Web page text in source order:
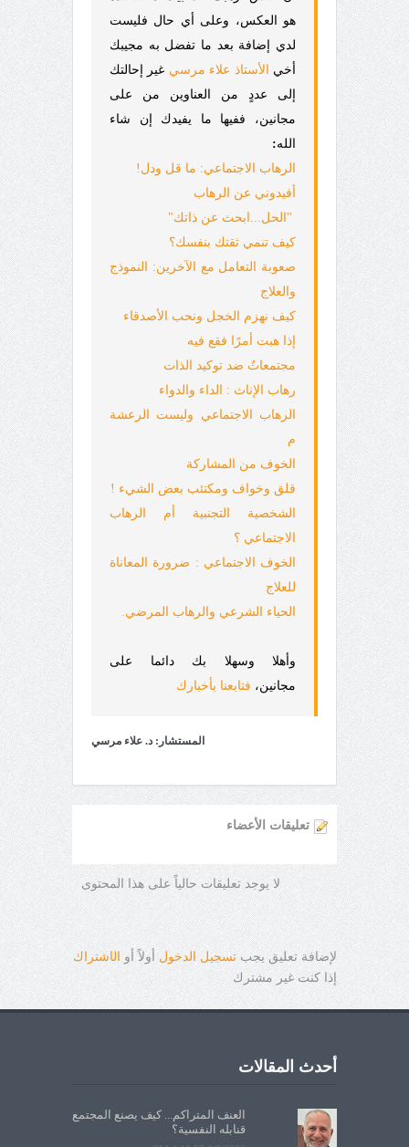
هو العكس، وعلى أي حال فليست
لدي إضافة بعد ما تفضل به مجيبك
أخي
الأستاذ علاء مرسي غير إحالتك
إلى عددٍ من العناوين من على
مجانين، ففيها ما يفيدك إن شاء
الله:
الرهاب الاجتماعي: ما قل ودل!
أفيدوني عن الرهاب
"الحل...ابحث عن ذاتك"
كيف تنمي ثقتك بنفسك؟
صعوبة التعامل مع الآخرين: النموذج
والعلاج
كيف نهزم الخجل ونحب الأصدقاء
إذا هبت أمرًا فقع فيه
مجتمعاتٌ ضد توكيد الذات
رهاب الإناث : الداء والدواء
الرهاب الاجتماعي وليست الرعشة
م
الخوف من المشاركة
قلق وخواف ومكتئب بعض الشيء !
الشخصية التجنبية أم الرهاب
الاجتماعي ؟
الخوف الاجتماعي : ضرورة المعاناة
للعلاج
الحياء الشرعي والرهاب المرضي.
وأهلا وسهلا بك دائما على
مجانين، فتابعنا بأخبارك
المستشار: د. علاء مرسي
تعليقات الأعضاء
لا يوجد تعليقات حالياً على هذا المحتوى
لإضافة تعليق يجبتسجيل الدخول أولاً أو الاشتراك
إذا كنت غير مشترك
أحدث المقالات
العنف المتراكم... كيف يصنع المجتمع
قنابله النفسية؟